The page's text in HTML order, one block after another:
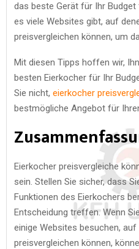
das beste Gerät für Ihr Budget
es viele Websites gibt, auf
preisvergleichen können, um
Mit diesen Tipps hoffen wir,
besten Eierkocher für Ihr
Sie nicht, eierkocher
bestmögliche Angebot für
Eierkocher preisvergleiche
sein. Stellen Sie sicher, dass
Funktionen des Eierkochers
Entscheidung treffen. Wenn
einige Websites besuchen,
preisvergleichen können,